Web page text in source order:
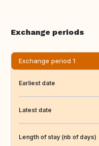
Exchange periods
Exchange period 1
Earliest date
Latest date
Length of stay (nb of days)